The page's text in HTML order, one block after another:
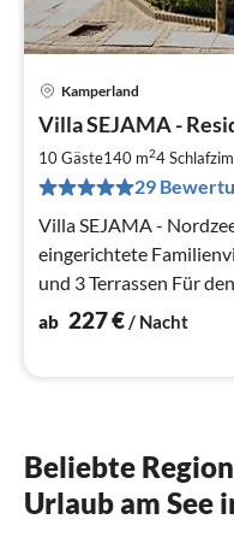
Kamperland
Villa SEJAMA -
10 Gäste140 m24
29
Villa SEJAMA -
eingerichtete
und 3 Terrassen Für den Strandurlaub am Meer! Ideal
für 2 Familien
ab 227€/ Nacht
Beliebte
Urlaub am See